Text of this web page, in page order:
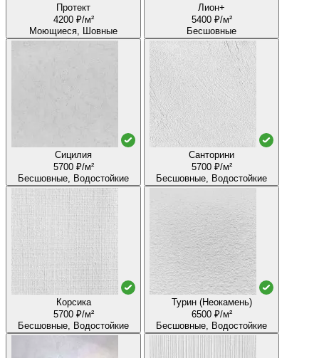
Протект
4200 ₽/м²
Моющиеся, Шовные
Лион+
5400 ₽/м²
Бесшовные
Сицилия
5700 ₽/м²
Бесшовные, Водостойкие
Санторини
5700 ₽/м²
Бесшовные, Водостойкие
Корсика
5700 ₽/м²
Бесшовные, Водостойкие
Турин (Неокамень)
6500 ₽/м²
Бесшовные, Водостойкие